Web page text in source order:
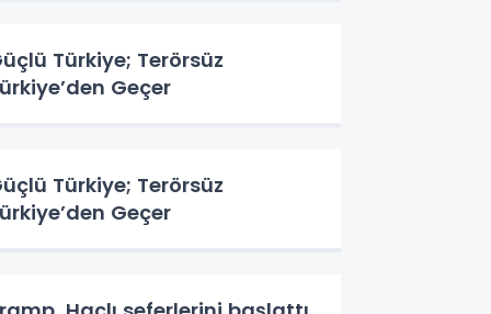
Türkiye; Terörsüz
Geçer
Türkiye; Terörsüz
Geçer